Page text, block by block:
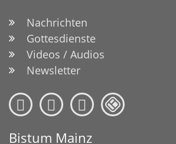
Nachrichten
Gottesdienste
Videos / Audios
Newsletter
Bistum Mainz